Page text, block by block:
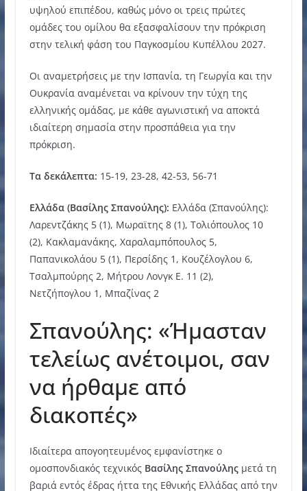
υψηλού επιπέδου, καθώς μόνο οι τρεις πρώτες
ομάδες του ομίλου θα εξασφαλίσουν την πρόκριση
στην τελική φάση του Παγκοσμίου Κυπέλλου 2027.
Οι αναμετρήσεις με την Ισπανία, τη Γεωργία και την
Ουκρανία αναμένεται να κρίνουν την τύχη της
ελληνικής ομάδας, με κάθε αγωνιστική να αποκτά
ιδιαίτερη σημασία στην προσπάθεια για την
πρόκριση.
Τα δεκάλεπτα: 15-19, 23-28, 42-53, 56-71
Ελλάδα (Βασίλης Σπανούλης): Ελλάδα (Σπανούλης):
Λαρεντζάκης 5 (1), Μωραϊτης 8 (1), Τολιόπουλος 10
(2), Κακλαμανάκης, Χαραλαμπόπουλος 5,
Παπανικολάου 5 (1), Περσίδης 1, Κουζέλογλου 6,
Τσαλμπούρης 2, Μήτρου Λονγκ Ε. 11 (2),
Νετζήπογλου 1, Μπαζίνας 2
Σπανούλης: «Ήμασταν
τελείως ανέτοιμοι, σαν
να ήρθαμε από
διακοπές»
Ιδιαίτερα απογοητευμένος εμφανίστηκε ο
ομοσπονδιακός τεχνικός Βασίλης Σπανούληςμετά τη
βαριά εντός έδρας ήττα της Εθνικής Ελλάδας από την